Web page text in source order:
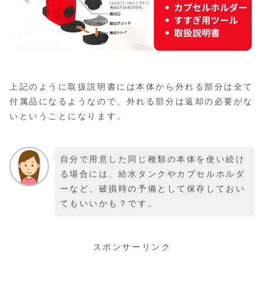
上記のように取扱説明書には本体から外れる部分は全て
付属品になるようなので、外れる部分は返却の必要がな
いということになります。
自分で用意した同じ種類の本体を使い続け
る場合には、給水タンクやカプセルホルダ
ーなど、破損時の予備として保存しておい
てもいいかも？です。
スポンサーリンク